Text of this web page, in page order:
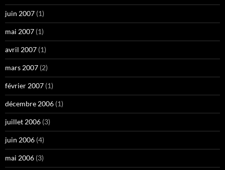
juin 2007 (1)
mai 2007 (1)
avril 2007 (1)
mars 2007 (2)
février 2007 (1)
décembre 2006 (1)
juillet 2006 (3)
juin 2006 (4)
mai 2006 (3)